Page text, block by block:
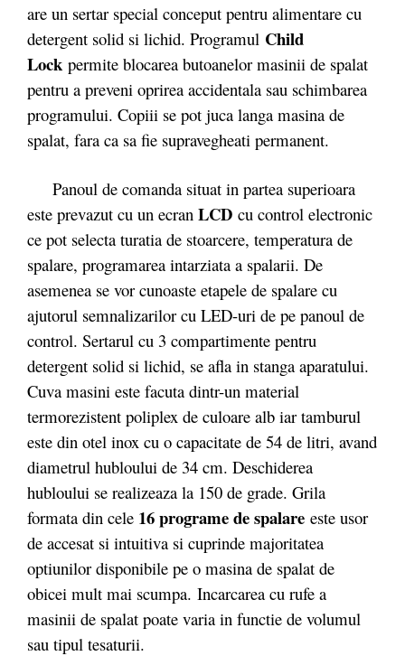
are un sertar special conceput pentru alimentare cu
detergent solid si lichid. Programul Child
Lock permite blocarea butoanelor masinii de spalat
pentru a preveni oprirea accidentala sau schimbarea
programului. Copiii se pot juca langa masina de
spalat, fara ca sa fie supravegheati permanent.
Panoul de comanda situat in partea superioara
este prevazut cu un ecran LCD cu control electronic
ce pot selecta turatia de stoarcere, temperatura de
spalare, programarea intarziata a spalarii. De
asemenea se vor cunoaste etapele de spalare cu
ajutorul semnalizarilor cu LED-uri de pe panoul de
control. Sertarul cu 3 compartimente pentru
detergent solid si lichid, se afla in stanga aparatului.
Cuva masini este facuta dintr-un material
termorezistent poliplex de culoare alb iar tamburul
este din otel inox cu o capacitate de 54 de litri, avand
diametrul hubloului de 34 cm. Deschiderea
hubloului se realizeaza la 150 de grade. Grila
formata din cele 16 programe de spalare este usor
de accesat si intuitiva si cuprinde majoritatea
optiunilor disponibile pe o masina de spalat de
obicei mult mai scumpa. Incarcarea cu rufe a
masinii de spalat poate varia in functie de volumul
sau tipul tesaturii.